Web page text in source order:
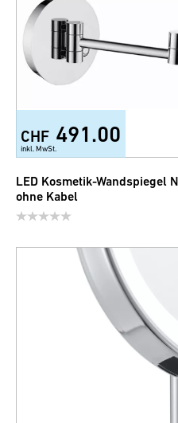
CHF 491.00
inkl. MwSt.
LED Kosmetik-Wandspiegel
ohne Kabel